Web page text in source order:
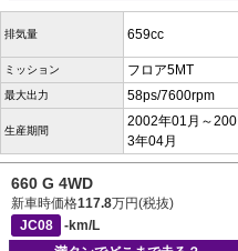
排気量 659cc
ミッション フロア5MT
最大出力 58ps/7600rpm
生産期間
2002年01月～200
3年04月
660 G 4WD
新車時価格117.8万円(税抜)
JC08
-km/L